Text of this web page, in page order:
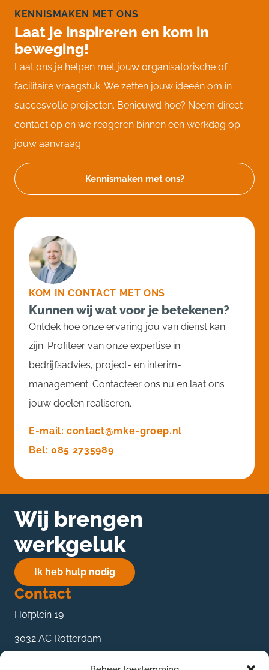
KENNISMAKEN MET ONS
Laat je inspireren en kom in
beweging!
Laat ons je helpen met jouw organisatorische of
facilitaire vraagstuk. We zetten jouw ideeën om in
succesvolle projecten. Benieuwd hoe? Neem direct
contact op en we reageren binnen een werkdag op
jouw aanvraag.
Kennismaken met ons?
KOM IN CONTACT MET ONS
Kunnen wij wat voor je betekenen?
Ontdek hoe onze ervaring jou van dienst kan
zijn. Profiteer van onze expertise in
bedrijfsadvies, project- en interim-
management. Contacteer ons nu en laat ons
jouw doelen realiseren.
E-mail: contact@mke-groep.nl
Bel: 085 2735989
Wij brengen
werkgeluk
Ik heb hulp nodig
Contact
Hofplein 19
3032 AC Rotterdam